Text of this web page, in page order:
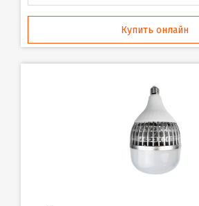
Купить онлайн